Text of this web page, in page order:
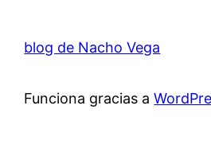
blog de Nacho Vega
Funciona gracias a